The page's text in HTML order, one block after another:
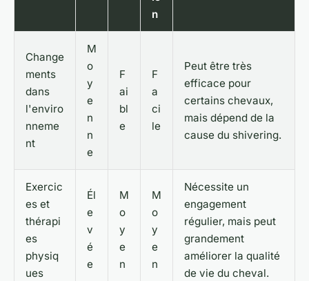
n
Change
ments
dans
l'enviro
nneme
nt
M
o
y
e
n
n
e
F
ai
bl
e
F
a
ci
le
Peut être très
efficace pour
certains chevaux,
mais dépend de la
cause du shivering.
Exercic
es et
thérapi
es
physiq
ues
Él
e
v
é
e
M
o
y
e
n
M
o
y
e
n
Nécessite un
engagement
régulier, mais peut
grandement
améliorer la qualité
de vie du cheval.